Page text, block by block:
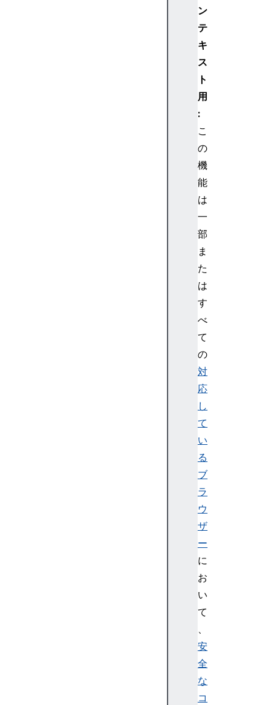
ン
テ
キ
ス
ト
用
:
こ
の
機
能
は
一
部
ま
た
は
す
べ
て
の
対
応
し
て
い
る
ブ
ラ
ウ
ザ
ー
に
お
い
て
、
安
全
な
コ